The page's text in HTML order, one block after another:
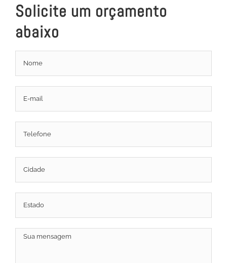
Solicite um orçamento
abaixo